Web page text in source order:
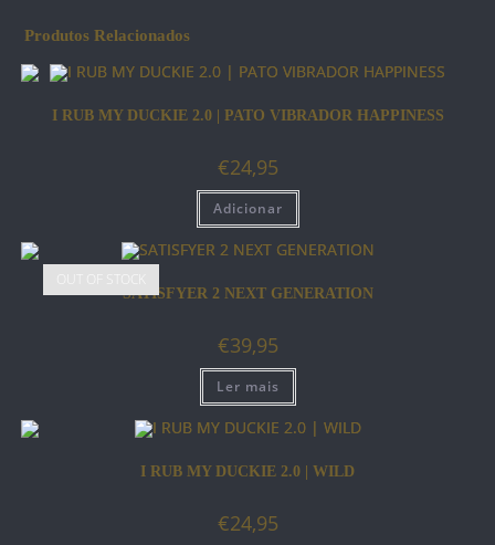
Produtos Relacionados
I RUB MY DUCKIE 2.0 | PATO VIBRADOR HAPPINESS
€24,95
Adicionar
SATISFYER 2 NEXT GENERATION
€39,95
Ler mais
I RUB MY DUCKIE 2.0 | WILD
€24,95